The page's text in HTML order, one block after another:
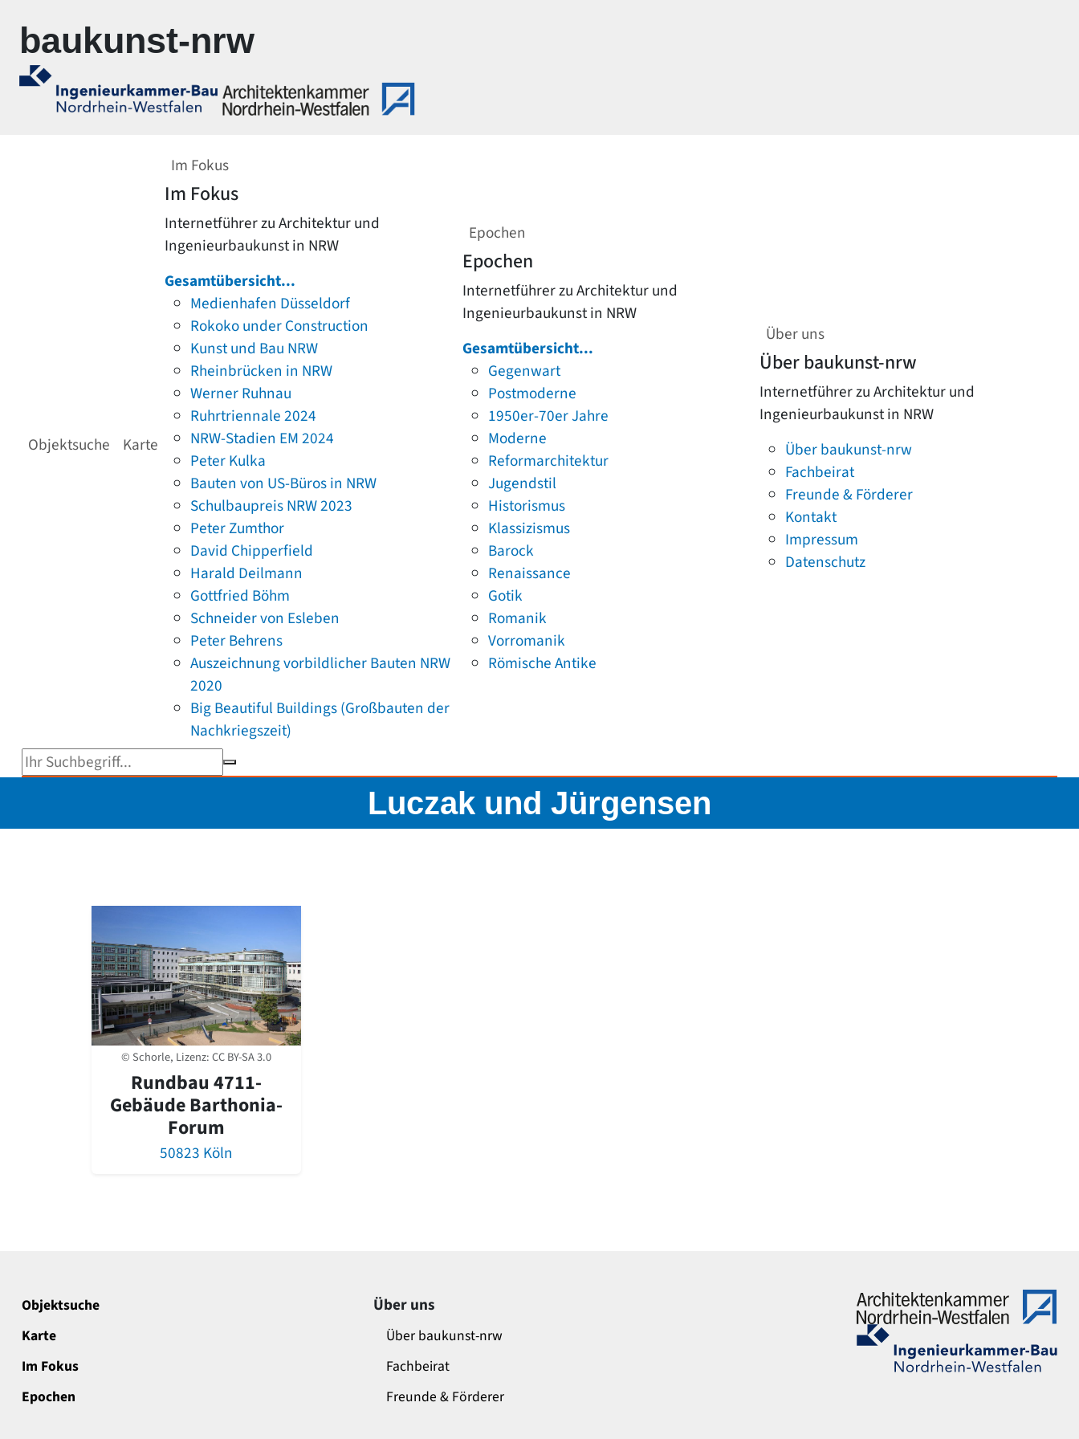
baukunst-nrw
Objektsuche Karte
Im Fokus
Im Fokus
Internetführer zu Architektur und
Ingenieurbaukunst in NRW
Gesamtübersicht...
Medienhafen Düsseldorf
Rokoko under Construction
Kunst und Bau NRW
Rheinbrücken in NRW
Werner Ruhnau
Ruhrtriennale 2024
NRW-Stadien EM 2024
Peter Kulka
Bauten von US-Büros in NRW
Schulbaupreis NRW 2023
Peter Zumthor
David Chipperfield
Harald Deilmann
Gottfried Böhm
Schneider von Esleben
Peter Behrens
Auszeichnung vorbildlicher Bauten NRW
2020
Big Beautiful Buildings (Großbauten der
Nachkriegszeit)
Epochen
Epochen
Internetführer zu Architektur und
Ingenieurbaukunst in NRW
Gesamtübersicht...
Gegenwart
Postmoderne
1950er-70er Jahre
Moderne
Reformarchitektur
Jugendstil
Historismus
Klassizismus
Barock
Renaissance
Gotik
Romanik
Vorromanik
Römische Antike
Über uns
Über baukunst-nrw
Internetführer zu Architektur und
Ingenieurbaukunst in NRW
Über baukunst-nrw
Fachbeirat
Freunde & Förderer
Kontakt
Impressum
Datenschutz
Suchbegriff eingeben
Luczak und Jürgensen
© Schorle, Lizenz:CC BY-SA 3.0
Rundbau 4711-
Gebäude Barthonia-
Forum
50823 Köln
Objektsuche
Karte
Im Fokus
Epochen
Über uns
Über baukunst-nrw
Fachbeirat
Freunde & Förderer